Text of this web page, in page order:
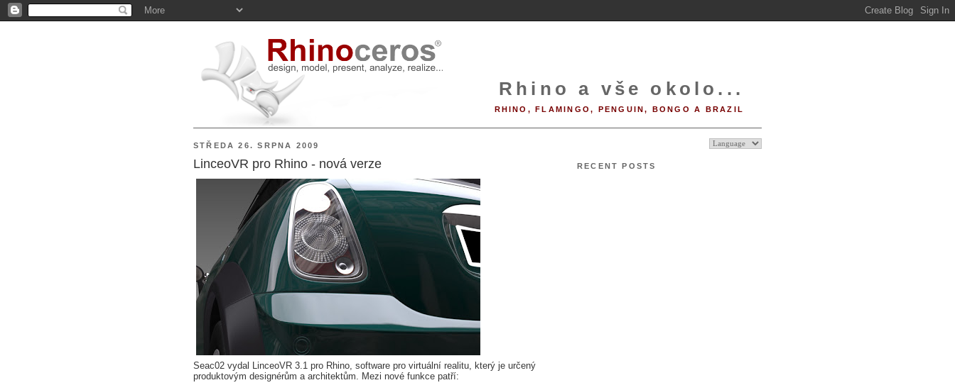
Rhino a vše okolo...
RHINO, FLAMINGO, PENGUIN, BONGO A BRAZIL
STŘEDA 26. SRPNA 2009
LinceoVR pro Rhino - nová verze
Seac02 vydal LinceoVR 3.1 pro Rhino, software pro virtuální realitu, který je určený
produktovým designérům a architektům. Mezi nové funkce patří:
RECENT POSTS